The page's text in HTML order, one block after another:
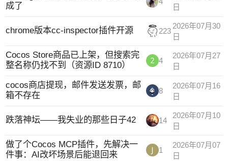
成了
日
chrome版本cc-inspector插件开源 223
2026年07月30
日
Cocos Store商品已上架，但搜索完
整名称仍找不到（资源ID 8710）
4
2026年07月27
日
cocos商店提现，邮件发送发票，邮
箱不存在
8
2026年07月16
日
跌落神坛——我失业的那些日子42 14
2026年07月10
日
做了个Cocos MCP插件，先解决一
件事：AI改坏场景后能退回来
1
2026年07月07
日